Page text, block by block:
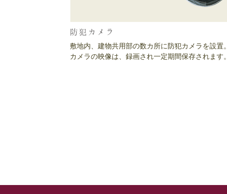
防犯カメラ
敷地内、建物共用部の数カ所に防犯カメラを設置。
カメラの映像は、録画され一定期間保存されます。